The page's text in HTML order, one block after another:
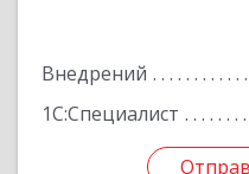
Внедрений
1С:Специалист